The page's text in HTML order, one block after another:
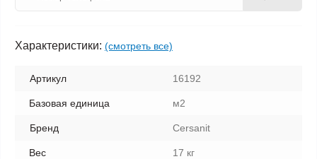
Характеристики: (смотреть все)
Артикул 16192
Базовая единица м2
Бренд Cersanit
Вес 17 кг